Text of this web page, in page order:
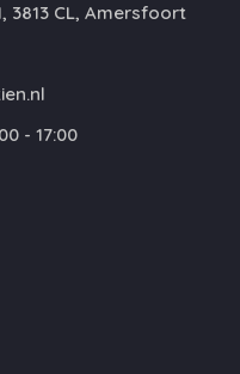
3813 CL, Amersfoort
- 17:00